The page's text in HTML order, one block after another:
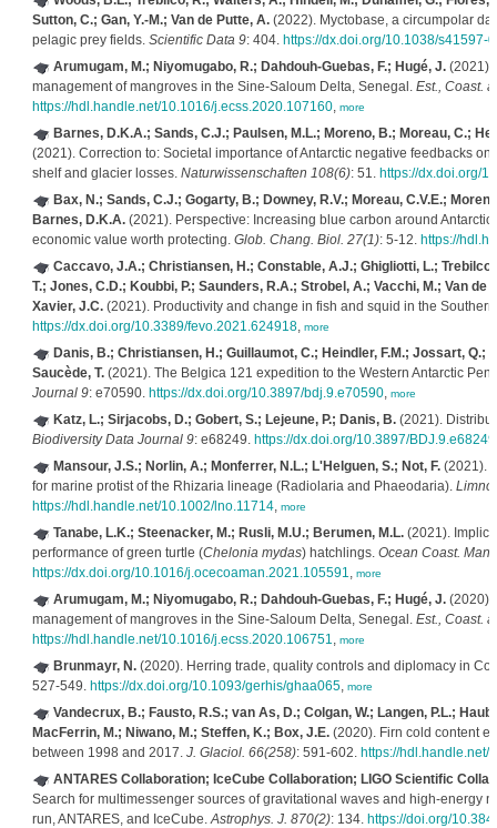
Sutton, C.; Gan, Y.-M.; Van de Putte, A.(2022). Myctobase, a circumpolar
pelagic prey fields. Scientific Data 9: 404. https://dx.doi.org/10.1038/s41597-
Arumugam, M.; Niyomugabo, R.; Dahdouh-Guebas, F.; Hugé, J.(2021).
management of mangroves in the Sine-Saloum Delta, Senegal. Est., Coast.
https://hdl.handle.net/10.1016/j.ecss.2020.107160, more
Barnes, D.K.A.; Sands, C.J.; Paulsen, M.L.; Moreno, B.; Moreau, C.;
(2021). Correction to: Societal importance of Antarctic negative feedbacks
shelf and glacier losses. Naturwissenschaften 108(6): 51. https://dx.doi.org/
Bax, N.; Sands, C.J.; Gogarty, B.; Downey, R.V.; Moreau, C.V.E.;
Barnes, D.K.A.(2021). Perspective: Increasing blue carbon around
economic value worth protecting. Glob. Chang. Biol. 27(1): 5-12. https://
Caccavo, J.A.; Christiansen, H.; Constable, A.J.; Ghigliotti, L.;
T.; Jones, C.D.; Koubbi, P.; Saunders, R.A.; Strobel, A.; Vacchi, M.; Van de
Xavier, J.C.(2021). Productivity and change in fish and squid in the
https://dx.doi.org/10.3389/fevo.2021.624918, more
Danis, B.; Christiansen, H.; Guillaumot, C.; Heindler, F.M.; Jossart, Q.;
Saucède, T.(2021). The Belgica 121 expedition to the Western Antarctic
Journal 9: e70590. https://dx.doi.org/10.3897/bdj.9.e70590, more
Katz, L.; Sirjacobs, D.; Gobert, S.; Lejeune, P.; Danis, B.(2021).
Biodiversity Data Journal 9: e68249. https://dx.doi.org/10.3897/BDJ.9.e68249
Mansour, J.S.; Norlin, A.; Monferrer, N.L.; L'Helguen, S.; Not, F.(2021).
for marine protist of the Rhizaria lineage (Radiolaria and Phaeodaria).
https://hdl.handle.net/10.1002/lno.11714, more
Tanabe, L.K.; Steenacker, M.; Rusli, M.U.; Berumen, M.L.(2021).
performance of green turtle (Chelonia mydas) hatchlings. Ocean Coast.
https://dx.doi.org/10.1016/j.ocecoaman.2021.105591, more
Arumugam, M.; Niyomugabo, R.; Dahdouh-Guebas, F.; Hugé, J.(2020).
management of mangroves in the Sine-Saloum Delta, Senegal. Est., Coast.
https://hdl.handle.net/10.1016/j.ecss.2020.106751, more
Brunmayr, N.(2020). Herring trade, quality controls and diplomacy in
527-549. https://dx.doi.org/10.1093/gerhis/ghaa065, more
Vandecrux, B.; Fausto, R.S.; van As, D.; Colgan, W.; Langen, P.L.;
MacFerrin, M.; Niwano, M.; Steffen, K.; Box, J.E.(2020). Firn cold content
between 1998 and 2017. J. Glaciol. 66(258): 591-602. https://hdl.handle.net/
ANTARES Collaboration; IceCube Collaboration; LIGO Scientific
Search for multimessenger sources of gravitational waves and high-energy
run, ANTARES, and IceCube.Astrophys. J. 870(2): 134. https://doi.org/